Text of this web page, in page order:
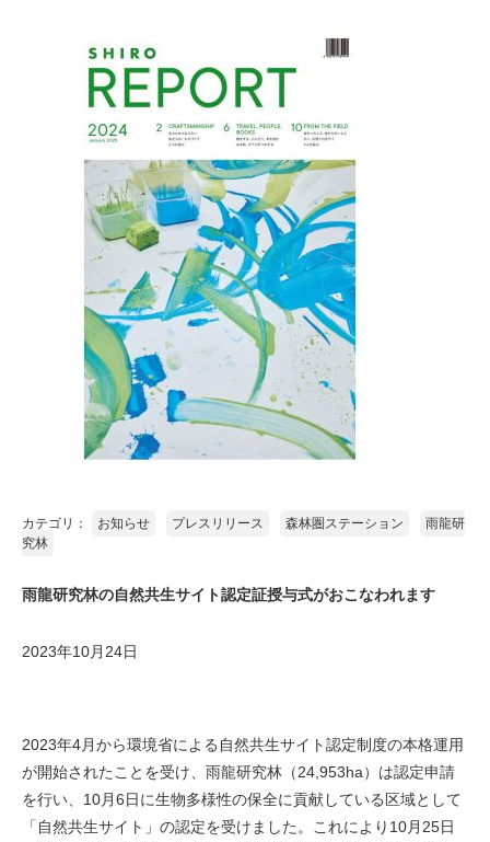
カテゴリ： お知らせ プレスリリース 森林圏ステーション
雨龍研
究林
雨龍研究林の自然共生サイト認定証授与式がおこなわれます
2023年10月24日
2023年4月から環境省による自然共生サイト認定制度の本格運用
が開始されたことを受け、雨龍研究林（24,953ha）は認定申請
を行い、10月6日に生物多様性の保全に貢献している区域として
「自然共生サイト」の認定を受けました。これにより10月25日